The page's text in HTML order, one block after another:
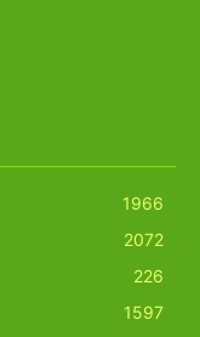
1966
2072
226
1597